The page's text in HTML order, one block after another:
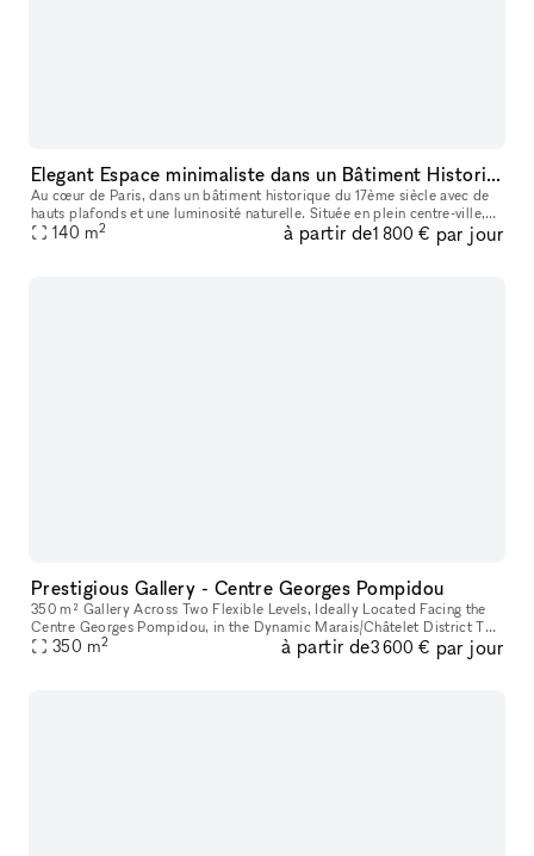
Elegant Espace minimaliste dans un Bâtiment Historique, Palais-Royal/ Louvre
Au cœur de Paris, dans un bâtiment historique du 17ème siècle avec de
hauts plafonds et une luminosité naturelle. Située en plein centre-ville,
ce lieu est parfait pour des événements éphémères ou de
140 m2 à partir de1 800 € par jour
Prestigious Gallery - Centre Georges Pompidou
350 m² Gallery Across Two Flexible Levels, Ideally Located Facing the
Centre Georges Pompidou, in the Dynamic Marais/Châtelet District This
exceptional space offers a modern, versatile environment,
350 m2 à partir de3 600 € par jour